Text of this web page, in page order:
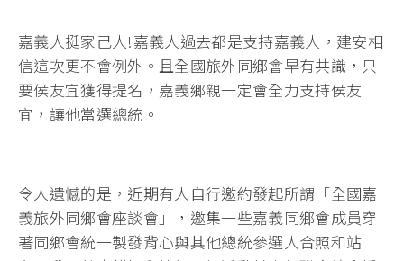
嘉義人挺家己人!嘉義人過去都是支持嘉義人，建安相
信這次更不會例外。且全國旅外同鄉會早有共識，只
要侯友宜獲得提名，嘉義鄉親一定會全力支持侯友
宜，讓他當選總統。
令人遺憾的是，近期有人自行邀約發起所謂「全國嘉
義旅外同鄉會座談會」，邀集一些嘉義同鄉會成員穿
著同鄉會統一製發背心與其他總統參選人合照和站